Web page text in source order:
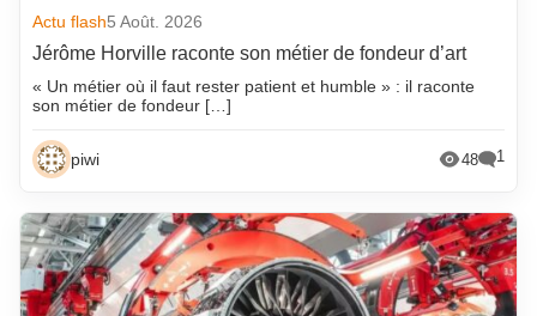
Actu flash5 Août. 2026
Jérôme Horville raconte son métier de fondeur d’art
« Un métier où il faut rester patient et humble » : il raconte
son métier de fondeur […]
piwi 48 1